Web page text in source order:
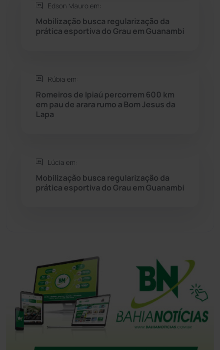
Seabra
Sebastião Laranjeiras (96)
Sudoeste Baiano
Tanhaçu
Edson Mauro em:
Mobilização busca regularização da
prática esportiva do Grau em Guanambi
Rúbia em:
Romeiros de Ipiaú percorrem 600 km
em pau de arara rumo a Bom Jesus da
Lapa
Lúcia em:
Mobilização busca regularização da
prática esportiva do Grau em Guanambi